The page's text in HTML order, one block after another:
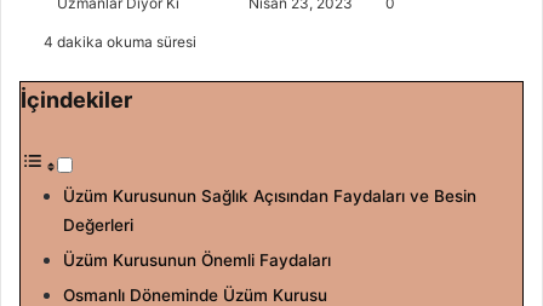
n s
a
g
4 dakika okuma süresi
İçindekiler
Üzüm Kurusunun Sağlık Açısından Faydaları ve Besin
Değerleri
Üzüm Kurusunun Önemli Faydaları
Osmanlı Döneminde Üzüm Kurusu